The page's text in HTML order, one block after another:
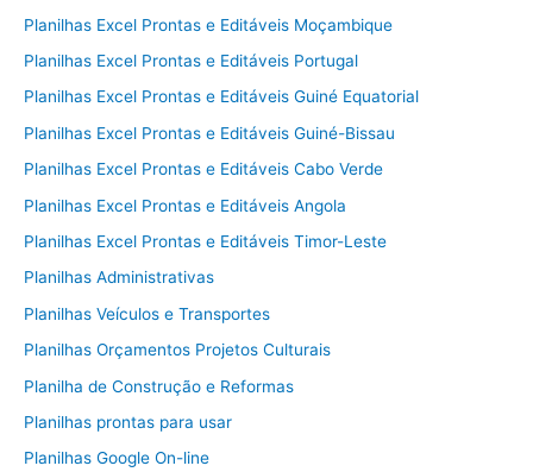
Planilhas Excel Prontas e Editáveis Moçambique
Planilhas Excel Prontas e Editáveis Portugal
Planilhas Excel Prontas e Editáveis Guiné Equatorial
Planilhas Excel Prontas e Editáveis Guiné-Bissau
Planilhas Excel Prontas e Editáveis Cabo Verde
Planilhas Excel Prontas e Editáveis Angola
Planilhas Excel Prontas e Editáveis Timor-Leste
Planilhas Administrativas
Planilhas Veículos e Transportes
Planilhas Orçamentos Projetos Culturais
Planilha de Construção e Reformas
Planilhas prontas para usar
Planilhas Google On-line